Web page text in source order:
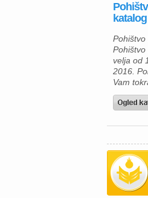
estetsko
Med
družine,
25.000
dostavo
Pohištvo
Pohištvo
velja od
2016.
Vam
nudi
sedežna
z
voljo
tkanin,
pravem